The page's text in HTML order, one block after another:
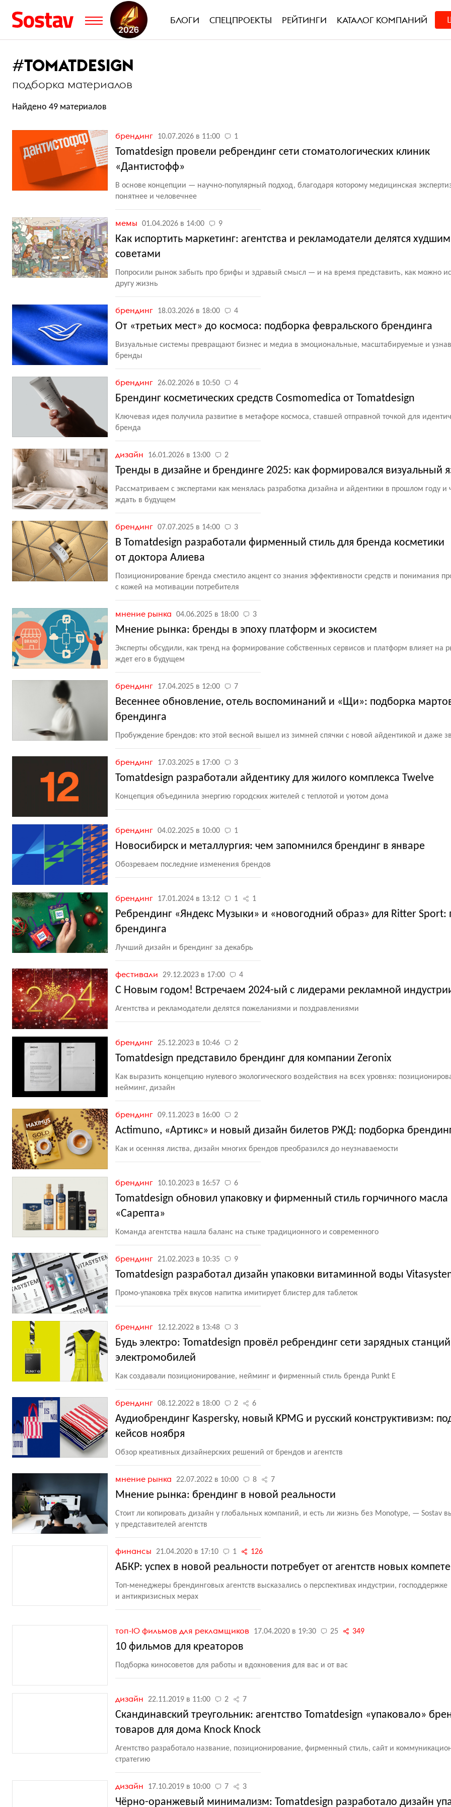
БЛОГИ СПЕЦПРОЕКТЫ РЕЙТИНГИ КАТАЛОГ КОМПАНИЙ
#TOMATDESIGN
подборка материалов
Найдено 49 материалов
брендинг 10.07.2026 в 11:00 1
Tomatdesign провели ребрендинг сети стоматологических клиник
«Дантистофф»
В основе концепции — научно-популярный подход, благодаря которому медицинская
понятнее и человечнее
мемы 01.04.2026 в 14:00 9
Как испортить маркетинг: агентства и рекламодатели делятся
советами
Попросили рынок забыть про брифы и здравый смысл — и на время представить, как можно
другу жизнь
брендинг 18.03.2026 в 18:00 4
От «третьих мест» до космоса: подборка февральского брендинга
Визуальные системы превращают бизнес и медиа в эмоциональные, масштабируемые и
бренды
брендинг 26.02.2026 в 10:50 4
Брендинг косметических средств Cosmomedica от Tomatdesign
Ключевая идея получила развитие в метафоре космоса, ставшей отправной точкой для
бренда
дизайн 16.01.2026 в 13:00 2
Тренды в дизайне и брендинге 2025: как формировался визуальный
Рассматриваем с экспертами как менялась разработка дизайна и айдентики в прошлом году и
ждать в будущем
брендинг 07.07.2025 в 14:00 3
В Tomatdesign разработали фирменный стиль для бренда косметики
от доктора Алиева
Позиционирование бренда сместило акцент со знания эффективности средств и понимания
с кожей на мотивации потребителя
мнение рынка 04.06.2025 в 18:00 3
Мнение рынка: бренды в эпоху платформ и экосистем
Эксперты обсудили, как тренд на формирование собственных сервисов и платформ влияет на
ждет его в будущем
брендинг 17.04.2025 в 12:00 7
Весеннее обновление, отель воспоминаний и «Щи»: подборка
брендинга
Пробуждение брендов: кто этой весной вышел из зимней спячки с новой айдентикой и даже
брендинг 17.03.2025 в 17:00 3
Tomatdesign разработали айдентику для жилого комплекса Twelve
Концепция объединила энергию городских жителей с теплотой и уютом дома
брендинг 04.02.2025 в 10:00 1
Новосибирск и металлургия: чем запомнился брендинг в январе
Обозреваем последние изменения брендов
брендинг 17.01.2024 в 13:12 1 1
Ребрендинг «Яндекс Музыки» и «новогодний образ» для Ritter Sport:
брендинга
Лучший дизайн и брендинг за декабрь
фестивали 29.12.2023 в 17:00 4
С Новым годом! Встречаем 2024-ый с лидерами рекламной
Агентства и рекламодатели делятся пожеланиями и поздравлениями
брендинг 25.12.2023 в 10:46 2
Tomatdesign представило брендинг для компании Zeronix
Как выразить концепцию нулевого экологического воздействия на всех уровнях:
нейминг, дизайн
брендинг 09.11.2023 в 16:00 2
Actimuno, «Артикс» и новый дизайн билетов РЖД: подборка
Как и осенняя листва, дизайн многих брендов преобразился до неузнаваемости
брендинг 10.10.2023 в 16:57 6
Tomatdesign обновил упаковку и фирменный стиль горчичного масла
«Сарепта»
Команда агентства нашла баланс на стыке традиционного и современного
брендинг 21.02.2023 в 10:35 9
Tomatdesign разработал дизайн упаковки витаминной воды
Промо-упаковка трёх вкусов напитка имитирует блистер для таблеток
брендинг 12.12.2022 в 13:48 3
Будь электро: Tomatdesign провёл ребрендинг сети зарядных станций
электромобилей
Как создавали позиционирование, нейминг и фирменный стиль бренда Punkt E
брендинг 08.12.2022 в 18:00 2 6
Аудиобрендинг Kaspersky, новый KPMG и русский конструктивизм:
кейсов ноября
Обзор креативных дизайнерских решений от брендов и агентств
мнение рынка 22.07.2022 в 10:00 8 7
Мнение рынка: брендинг в новой реальности
Стоит ли копировать дизайн у глобальных компаний, и есть ли жизнь без Monotype, — Sostav
у представителей агентств
финансы 21.04.2020 в 17:10 1 126
АБКР: успех в новой реальности потребует от агентств новых
Топ-менеджеры брендинговых агентств высказались о перспективах индустрии, господдержке
и антикризисных мерах
топ-10 фильмов для рекламщиков 17.04.2020 в 19:30 25 349
10 фильмов для креаторов
Подборка киносоветов для работы и вдохновения для вас и от вас
дизайн 22.11.2019 в 11:00 2 7
Скандинавский треугольник: агентство Tomatdesign «упаковало»
товаров для дома Knock Knock
Агентство разработало название, позиционирование, фирменный стиль, сайт и
стратегию
дизайн 17.10.2019 в 10:00 7 3
Чёрно-оранжевый минимализм: Tomatdesign разработало дизайн